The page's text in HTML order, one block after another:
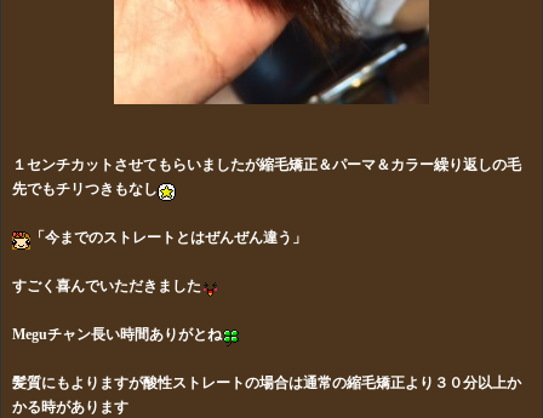
１センチカットさせてもらいましたが縮毛矯正＆パーマ＆カラー繰り返しの毛
先でもチリつきもなし
「今までのストレートとはぜんぜん違う」
すごく喜んでいただきました
Meguチャン長い時間ありがとね
髪質にもよりますが酸性ストレートの場合は通常の縮毛矯正より３０分以上か
かる時があります